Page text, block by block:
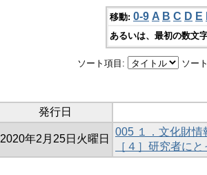
移動: 0-9 A B C D E
あるいは、最初の数文
ソート項目: ソー
発行日
2020年2月25日火曜日
005 １．文化財情
［４］研究者に